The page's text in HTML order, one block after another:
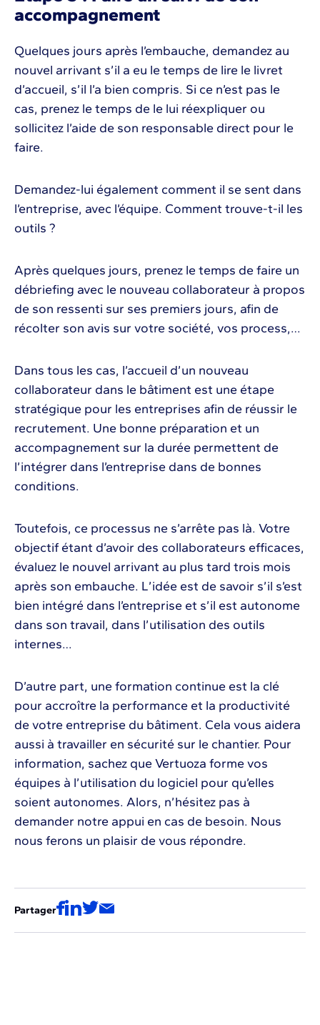
accompagnement
Quelques jours après l’embauche, demandez au
nouvel arrivant s’il a eu le temps de lire le livret
d’accueil, s’il l’a bien compris. Si ce n’est pas le
cas, prenez le temps de le lui réexpliquer ou
sollicitez l’aide de son responsable direct pour le
faire.
Demandez-lui également comment il se sent dans
l’entreprise, avec l’équipe. Comment trouve-t-il les
outils ?
Après quelques jours, prenez le temps de faire un
débriefing avec le nouveau collaborateur à propos
de son ressenti sur ses premiers jours, afin de
récolter son avis sur votre société, vos process,…
Dans tous les cas, l’accueil d’un nouveau
collaborateur dans le bâtiment est une étape
stratégique pour les entreprises afin de réussir le
recrutement. Une bonne préparation et un
accompagnement sur la durée permettent de
l’intégrer dans l’entreprise dans de bonnes
conditions.
Toutefois, ce processus ne s’arrête pas là. Votre
objectif étant d’avoir des collaborateurs efficaces,
évaluez le nouvel arrivant au plus tard trois mois
après son embauche. L’idée est de savoir s’il s’est
bien intégré dans l’entreprise et s’il est autonome
dans son travail, dans l’utilisation des outils
internes…
D’autre part, une formation continue est la clé
pour accroître la performance et la productivité
de votre entreprise du bâtiment. Cela vous aidera
aussi à travailler en sécurité sur le chantier. Pour
information, sachez que Vertuoza forme vos
équipes à l’utilisation du logiciel pour qu’elles
soient autonomes. Alors, n’hésitez pas à
demander notre appui en cas de besoin. Nous
nous ferons un plaisir de vous répondre.
Partager